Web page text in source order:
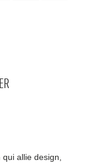
allie design,